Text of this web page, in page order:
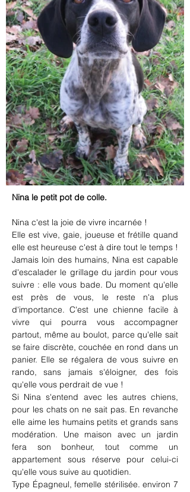
Nina le petit pot de colle.
Nina c'est la joie de vivre incarnée !
Elle est vive, gaie, joueuse et frétille quand
Jamais loin des humains, Nina est capable
d'escalader le grillage du jardin pour vous
suivre : elle vous bade. Du moment qu'elle
est près de vous, le reste n'a plus
d'importance. C'est une chienne facile à
vivre qui pourra vous accompagner
partout, même au boulot, parce qu'elle sait
se faire discrète, couchée en rond dans un
panier. Elle se régalera de vous suivre en
rando, sans jamais s'éloigner, des fois
qu'elle vous perdrait de vue !
Si Nina s'entend avec les autres chiens,
pour les chats on ne sait pas. En revanche
elle aime les humains petits et grands sans
modération. Une maison avec un jardin
fera son bonheur, tout comme un
appartement sous réserve pour celui-ci
qu'elle vous suive au quotidien.
Type Épagneul, femelle stérilisée. environ 7